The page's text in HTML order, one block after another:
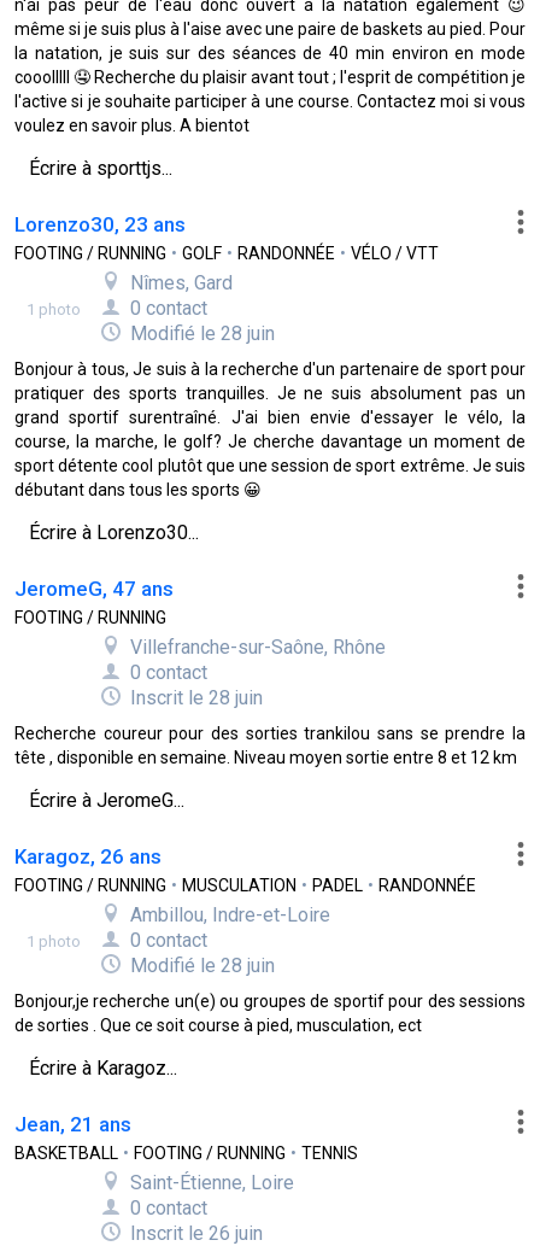
n'ai pas peur de l'eau donc ouvert à la natation également 😉
même si je suis plus à l'aise avec une paire de baskets au pied. Pour
la natation, je suis sur des séances de 40 min environ en mode
cooolllll 🤤 Recherche du plaisir avant tout ; l'esprit de compétition je
l'active si je souhaite participer à une course. Contactez moi si vous
voulez en savoir plus. A bientot
Écrire à sporttjs...
Lorenzo30, 23 ans
FOOTING / RUNNING • GOLF • RANDONNÉE • VÉLO / VTT
1 photo
Nîmes, Gard
0 contact
Modifié le 28 juin
Bonjour à tous, Je suis à la recherche d'un partenaire de sport pour
pratiquer des sports tranquilles. Je ne suis absolument pas un
grand sportif surentraîné. J'ai bien envie d'essayer le vélo, la
course, la marche, le golf? Je cherche davantage un moment de
sport détente cool plutôt que une session de sport extrême. Je suis
débutant dans tous les sports 😀
Écrire à Lorenzo30...
JeromeG, 47 ans
FOOTING / RUNNING
Villefranche-sur-Saône, Rhône
0 contact
Inscrit le 28 juin
Recherche coureur pour des sorties trankilou sans se prendre la
tête , disponible en semaine. Niveau moyen sortie entre 8 et 12 km
Écrire à JeromeG...
Karagoz, 26 ans
FOOTING / RUNNING • MUSCULATION • PADEL • RANDONNÉE
1 photo
Ambillou, Indre-et-Loire
0 contact
Modifié le 28 juin
Bonjour,je recherche un(e) ou groupes de sportif pour des sessions
de sorties . Que ce soit course à pied, musculation, ect
Écrire à Karagoz...
Jean, 21 ans
BASKETBALL • FOOTING / RUNNING • TENNIS
Saint-Étienne, Loire
0 contact
Inscrit le 26 juin